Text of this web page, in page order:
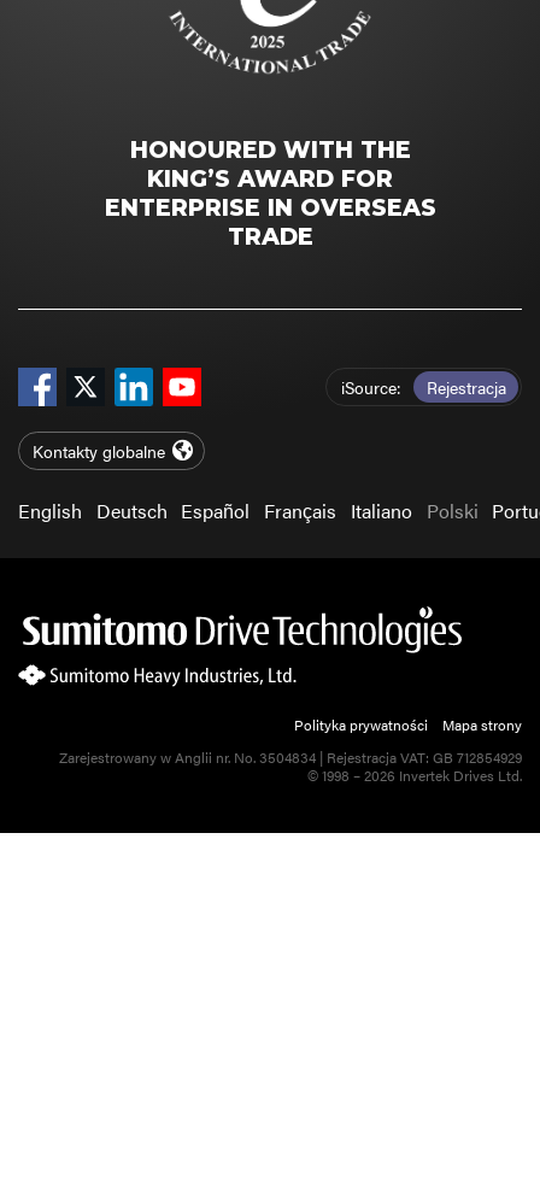
HONOURED WITH THE
KING’S AWARD FOR
ENTERPRISE IN OVERSEAS
TRADE
iSource Rejestracja
Kontakty globalne
English Deutsch Español Français Italiano Polski
Polityka prywatności
Mapa strony
Zarejestrowany w Anglii nr. No. 3504834 | Rejestracja VAT: GB 712854929
© 1998 – 2026 Invertek Drives Ltd.